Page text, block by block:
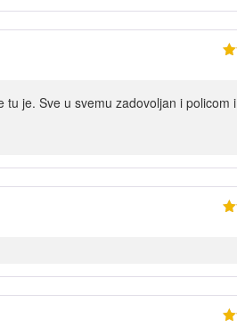
je. Sve u svemu zadovoljan i policom i